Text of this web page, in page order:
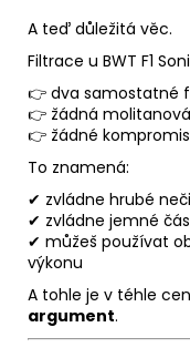
A teď důležitá věc.
Filtrace u BWT F1
👉 dva samostatné
👉 žádná
👉 žádné
To znamená:
✔ zvládne hrubé
✔ zvládne jemné
✔ můžeš používat
výkonu
A tohle je v téhle
argument.